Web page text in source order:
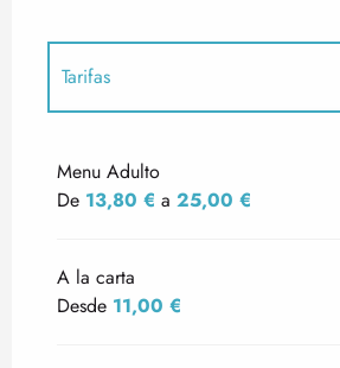
Tarifas
Menu Adulto
De 13,80 € a 25,00 €
A la carta
Desde 11,00 €